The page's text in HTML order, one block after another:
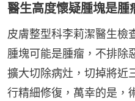
醫生高度懷疑腫塊是腫
皮膚整型科李莉潔醫生檢
腫塊可能是腫瘤，不排除
擴大切除病灶，切掉將近
行精細修復，萬幸的是，